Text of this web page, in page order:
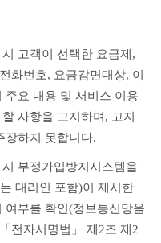
고객이 선택한 요금제,
화번호, 요금감면대상, 이
주요 내용 및 서비스 이용
사항을 고지하며, 고지
장하지 못합니다.
부정가입방지시스템을
대리인 포함)이 제시한
여부를 확인(정보통신망을
전자서명법」 제2조 제2